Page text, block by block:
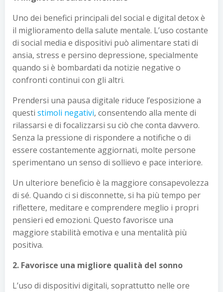
Uno dei benefici principali del social e digital detox è
il miglioramento della salute mentale. L’uso costante
di social media e dispositivi può alimentare stati di
ansia, stress e persino depressione, specialmente
quando si è bombardati da notizie negative o
confronti continui con gli altri.
Prendersi una pausa digitale riduce l’esposizione a
questi stimoli negativi, consentendo alla mente di
rilassarsi e di focalizzarsi su ciò che conta davvero.
Senza la pressione di rispondere a notifiche o di
essere costantemente aggiornati, molte persone
sperimentano un senso di sollievo e pace interiore.
Un ulteriore beneficio è la maggiore consapevolezza
di sé. Quando ci si disconnette, si ha più tempo per
riflettere, meditare e comprendere meglio i propri
pensieri ed emozioni. Questo favorisce una
maggiore stabilità emotiva e una mentalità più
positiva.
2. Favorisce una migliore qualità del sonno
L’uso di dispositivi digitali, soprattutto nelle ore